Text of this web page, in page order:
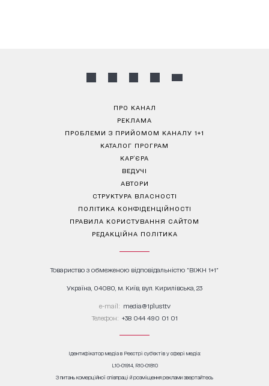
ПРО КАНАЛ
РЕКЛАМА
ПРОБЛЕМИ З ПРИЙОМОМ КАНАЛУ 1+1
КАТАЛОГ ПРОГРАМ
КАР’ЄРА
ВЕДУЧІ
АВТОРИ
СТРУКТУРА ВЛАСНОСТІ
ПОЛІТИКА КОНФІДЕНЦІЙНОСТІ
ПРАВИЛА КОРИСТУВАННЯ САЙТОМ
РЕДАКЦІЙНА ПОЛІТИКА
Товариство з обмеженою відповідальністю "ВІЖН 1+1"
Україна, 04080, м. Київ, вул. Кирилівська, 23
е-mail: media@1plus1.tv
Телефон: +38 044 490 01 01
Ідентифікатор медіа в Реєстрі суб’єктів у сфері медіа:
L10-01914, R10-01810
З питань комерційної співпраці й розміщення реклами звертайтесь